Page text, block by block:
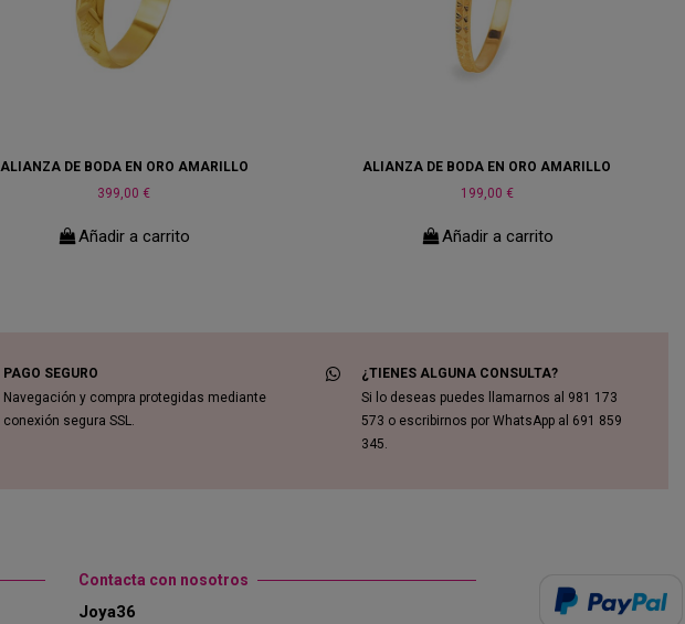
ALIANZA DE BODA EN ORO AMARILLO
399,00 €
Añadir a carrito
ALIANZA DE BODA EN ORO AMARILLO
199,00 €
Añadir a carrito
PAGO SEGURO
Navegación y compra protegidas mediante
conexión segura SSL.
¿TIENES ALGUNA CONSULTA?
Si lo deseas puedes llamarnos al 981 173
573 o escribirnos por WhatsApp al 691 859
345.
Contacta con nosotros
Joya36